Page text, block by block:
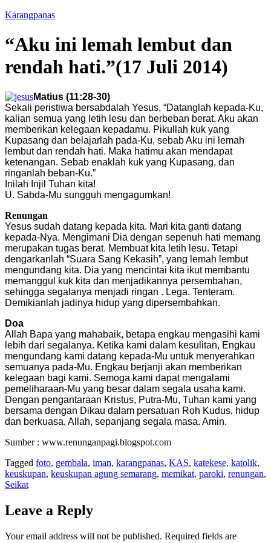
Karangpanas
“Aku ini lemah lembut dan
rendah hati.”(17 Juli 2014)
Matius (11:28-30)
Sekali peristiwa bersabdalah Yesus, “Datanglah kepada-Ku,
kalian semua yang letih lesu dan berbeban berat. Aku akan
memberikan kelegaan kepadamu. Pikullah kuk yang
Kupasang dan belajarlah pada-Ku, sebab Aku ini lemah
lembut dan rendah hati. Maka hatimu akan mendapat
ketenangan. Sebab enaklah kuk yang Kupasang, dan
ringanlah beban-Ku.”
Inilah Injil Tuhan kita!
U. Sabda-Mu sungguh mengagumkan!
Renungan
Yesus sudah datang kepada kita. Mari kita ganti datang
kepada-Nya. Mengimani Dia dengan sepenuh hati memang
merupakan tugas berat. Membuat kita letih lesu. Tetapi
dengarkanlah “Suara Sang Kekasih”, yang lemah lembut
mengundang kita. Dia yang mencintai kita ikut membantu
memanggul kuk kita dan menjadikannya persembahan,
sehingga segalanya menjadi ringan . Lega. Tenteram.
Demikianlah jadinya hidup yang dipersembahkan.
Doa
Allah Bapa yang mahabaik, betapa engkau mengasihi kami
lebih dari segalanya. Ketika kami dalam kesulitan, Engkau
mengundang kami datang kepada-Mu untuk menyerahkan
semuanya pada-Mu. Engkau berjanji akan memberikan
kelegaan bagi kami. Semoga kami dapat mengalami
pemeliharaan-Mu yang besar dalam segala usaha kami.
Dengan pengantaraan Kristus, Putra-Mu, Tuhan kami yang
bersama dengan Dikau dalam persatuan Roh Kudus, hidup
dan berkuasa, Allah, sepanjang segala masa. Amin.
Sumber : www.renunganpagi.blogspot.com
Tagged foto, gembala, iman, karangpanas, KAS, katekese, katolik,
keuskupan, keuskupan agung semarang, memikat, paroki, renungan,
Seikat
Leave a Reply
Your email address will not be published. Required fields are